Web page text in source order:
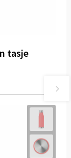
tasje